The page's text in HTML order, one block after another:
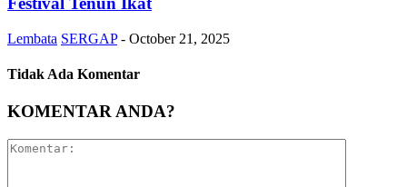
Lembata SERGAP - October 21, 2025
Tidak Ada Komentar
KOMENTAR ANDA?